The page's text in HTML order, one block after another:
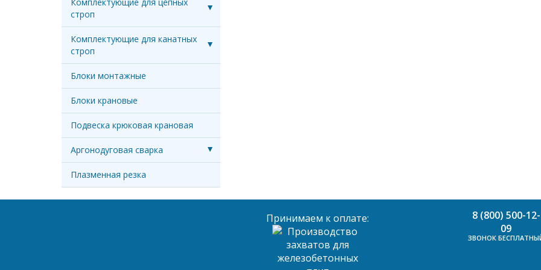
строп
Комплектующие для канатных
строп
Блоки монтажные
Блоки крановые
Подвеска крюковая крановая
Аргонодуговая сварка
Плазменная резка
Принимаем к оплате:
8 (800) 500-12-
09
ЗВОНОК